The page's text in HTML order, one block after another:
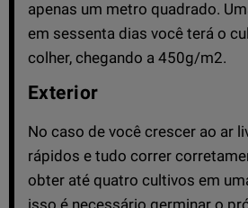
apenas um metro quadrado.
em sessenta dias você terá o
colher, chegando a 450g/m2.
Exterior
No caso de você crescer ao ar
rápidos e tudo correr
obter até quatro cultivos em
isso é necessário germinar o